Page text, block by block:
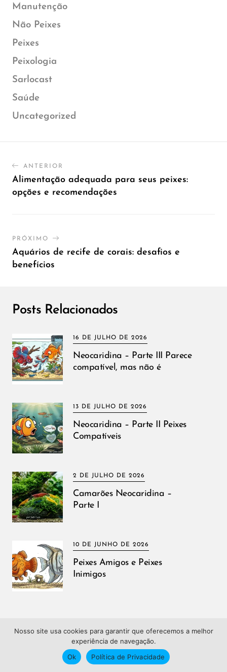
Manutenção
Não Peixes
Peixes
Peixologia
Sarlocast
Saúde
Uncategorized
ANTERIOR
Alimentação adequada para seus peixes:
opções e recomendações
PRÓXIMO
Aquários de recife de corais: desafios e
benefícios
Posts Relacionados
16 DE JULHO DE 2026
Neocaridina – Parte III Parece
compatível, mas não é
13 DE JULHO DE 2026
Neocaridina – Parte II Peixes
Compatíveis
2 DE JULHO DE 2026
Camarões Neocaridina –
Parte I
10 DE JUNHO DE 2026
Peixes Amigos e Peixes
Inimigos
SOBRE O GRUPO SARLO
Nosso site usa cookies para garantir que oferecemos a melhor
experiência de navegação.
Ok
Política de Privacidade